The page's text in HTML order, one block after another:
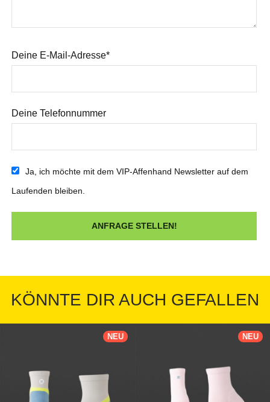
Deine E-Mail-Adresse*
Deine Telefonnummer
Ja, ich möchte mit dem VIP-Affenhand Newsletter auf dem
Laufenden bleiben.
KÖNNTE DIR AUCH GEFALLEN
NEU NEU